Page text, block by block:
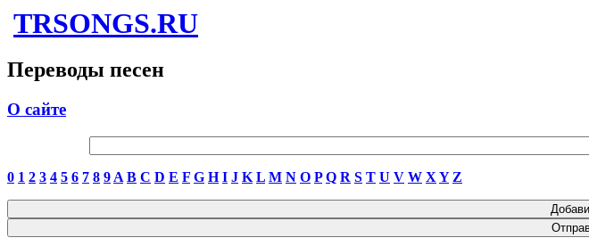
TRSONGS.RU
Переводы песен
О сайте
0 1 2 3 4 5 6 7 8 9 A B C D E F G H I J K L M N O P Q R S T U V W X Y Z